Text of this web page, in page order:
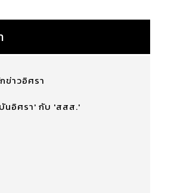
ข่าวอิศรา
นอิศรา' กับ 'สสส.'